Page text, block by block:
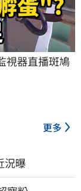
視器直播斑鳩
更多
況曝